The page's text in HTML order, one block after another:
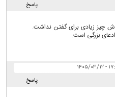
پاسخ
چیز زیادی برای گفتن نداشت.
بزرگی است.
۰۳/۱۲
پاسخ